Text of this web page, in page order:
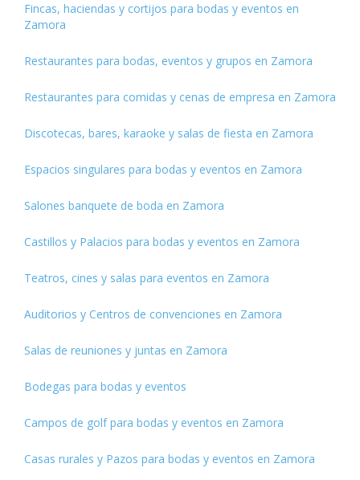
Fincas, haciendas y cortijos para bodas y eventos en
Zamora
Restaurantes para bodas, eventos y grupos en Zamora
Restaurantes para comidas y cenas de empresa en Zamora
Discotecas, bares, karaoke y salas de fiesta en Zamora
Espacios singulares para bodas y eventos en Zamora
Salones banquete de boda en Zamora
Castillos y Palacios para bodas y eventos en Zamora
Teatros, cines y salas para eventos en Zamora
Auditorios y Centros de convenciones en Zamora
Salas de reuniones y juntas en Zamora
Bodegas para bodas y eventos
Campos de golf para bodas y eventos en Zamora
Casas rurales y Pazos para bodas y eventos en Zamora